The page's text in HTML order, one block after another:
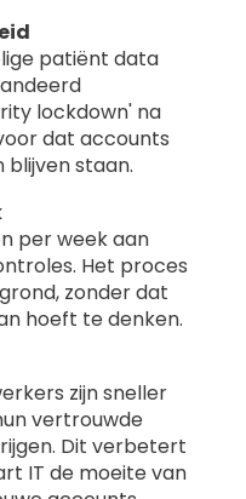
patiënt data
lockdown' na
dat accounts
staan.
per week aan
Het proces
zonder dat
hoeft te denken.
zijn sneller
vertrouwde
Dit verbetert
IT de moeite van